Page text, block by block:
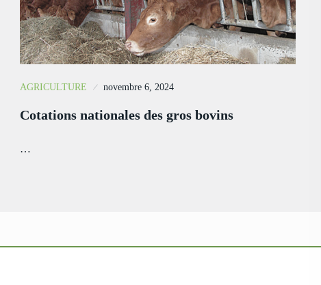
AGRICULTURE novembre 6, 2024
Cotations nationales des gros bovins
…